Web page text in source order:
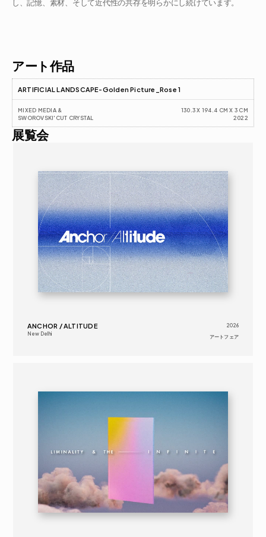
アート作品
ARTIFICIAL LANDSCAPE-Golden Picture_Rose 1
MIXED MEDIA &
SWOROVSKI'CUT CRYSTAL
130.3 X 194.4 CM X 3 CM
2022
展覧会
ANCHOR / ALTITUDE
New Delhi
2026
アートフェア